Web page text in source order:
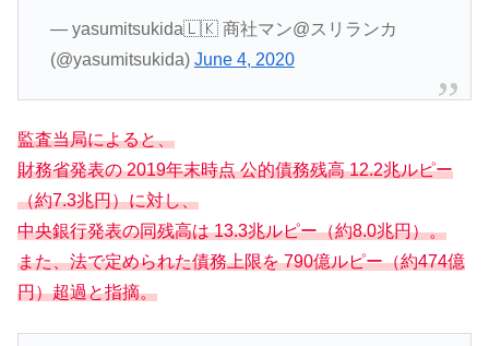
— yasumitsukida🇱🇰 商社マン@スリランカ
(@yasumitsukida) June 4, 2020
監査当局によると、
財務省発表の 2019年末時点 公的債務残高 12.2兆ルピー
（約7.3兆円）に対し、
中央銀行発表の同残高は 13.3兆ルピー（約8.0兆円）。
また、法で定められた債務上限を 790億ルピー（約474億
円）超過と指摘。